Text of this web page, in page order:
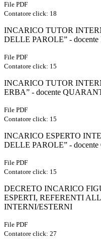
File PDF
Contatore click: 18
INCARICO TUTOR
DELLE PAROLE” - docente
File PDF
Contatore click: 15
INCARICO TUTOR
ERBA” - docente
File PDF
Contatore click: 15
INCARICO ESPERTO
DELLE PAROLE” -
File PDF
Contatore click: 15
DECRETO INCARICO
ESPERTI, REFERENTI
INTERNI/ESTERNI
File PDF
Contatore click: 27